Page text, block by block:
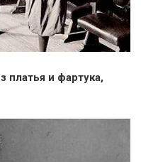
платья и фартука,